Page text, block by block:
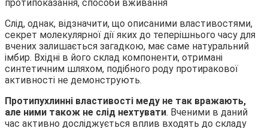
Слід, однак, відзначити, що описаними властивостями,
секрет молекулярної дії яких до теперішнього часу для
вчених залишається загадкою, має саме натуральний
імбир. Вхідні в його склад компоненти, отримані
синтетичним шляхом, подібного роду протиракової
активності не демонструють.
Протипухлинні властивості меду не так вражають,
але ними також не слід нехтувати. Вченими в даний
час активно досліджується вплив входять до складу